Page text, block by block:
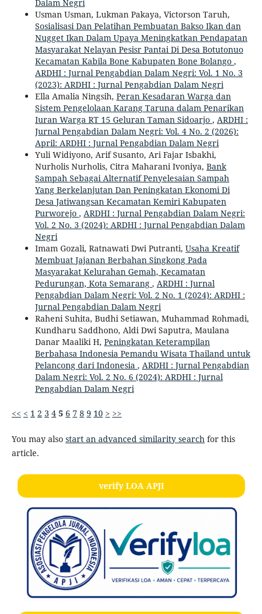
Dalam Negri
Usman Usman, Lukman Pakaya, Victorson Taruh,
Sosialisasi Dan Pelatihan Pembuatan Bakso Ikan dan
Nugget Ikan Dalam Upaya Meningkatkan Pendapatan
Masyarakat Nelayan Pesisr Pantai Di Desa Botutonuo
Kecamatan Kabila Bone Kabupaten Bone Bolango ,
ARDHI : Jurnal Pengabdian Dalam Negri: Vol. 1 No. 3
(2023): ARDHI : Jurnal Pengabdian Dalam Negri
Ella Amalia Ningsih, Peran Kesadaran Warga dan
Sistem Pengelolaan Karang Taruna dalam Penarikan
Iuran Warga RT 15 Geluran Taman Sidoarjo , ARDHI :
Jurnal Pengabdian Dalam Negri: Vol. 4 No. 2 (2026):
April: ARDHI : Jurnal Pengabdian Dalam Negri
Yuli Widiyono, Arif Susanto, Ari Fajar Isbakhi,
Nurholis Nurholis, Citra Maharani Ivoniya, Bank
Sampah Sebagai Alternatif Penyelesaian Sampah
Yang Berkelanjutan Dan Peningkatan Ekonomi Di
Desa Jatiwangsan Kecamatan Kemiri Kabupaten
Purworejo , ARDHI : Jurnal Pengabdian Dalam Negri:
Vol. 2 No. 3 (2024): ARDHI : Jurnal Pengabdian Dalam
Negri
Imam Gozali, Ratnawati Dwi Putranti, Usaha Kreatif
Membuat Jajanan Berbahan Singkong Pada
Masyarakat Kelurahan Gemah, Kecamatan
Pedurungan, Kota Semarang , ARDHI : Jurnal
Pengabdian Dalam Negri: Vol. 2 No. 1 (2024): ARDHI :
Jurnal Pengabdian Dalam Negri
Raheni Suhita, Budhi Setiawan, Muhammad Rohmadi,
Kundharu Saddhono, Aldi Dwi Saputra, Maulana
Danar Maaliki H, Peningkatan Keterampilan
Berbahasa Indonesia Pemandu Wisata Thailand untuk
Pelancong dari Indonesia , ARDHI : Jurnal Pengabdian
Dalam Negri: Vol. 2 No. 6 (2024): ARDHI : Jurnal
Pengabdian Dalam Negri
<< < 1 2 3 4 5 6 7 8 9 10 > >>
You may also start an advanced similarity searchfor this
article.
verify LOA APJI